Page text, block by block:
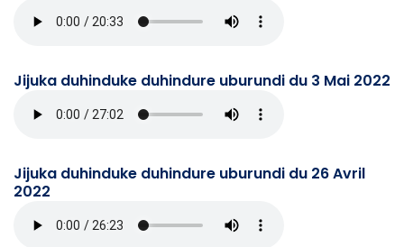
Jijuka duhinduke duhindure uburundi du 3 Mai 2022
Jijuka duhinduke duhindure uburundi du 26 Avril
2022